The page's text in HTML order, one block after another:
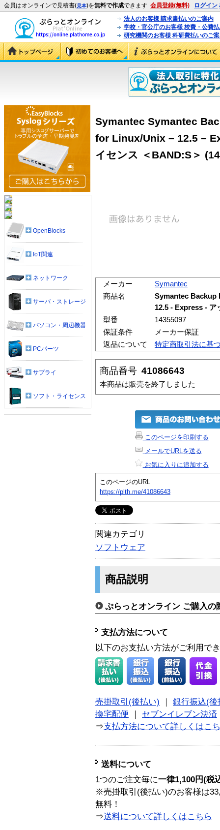
会員はオンラインで見積書(見本)を無料で作成できます 会員登録(無料) ログイン
法人のお客様 請求書払いのご案内
学校・官公庁のお客様 校費・公費
研究機関のお客様 科研費払いのご
Symantec Symantec
for Linux/Unix – 12.5 –
イセンス ＜BAND:S＞
メーカー
Symantec
商品名
Symantec Backup
12.5 - Express - ア
型番
14355097
保証条件
メーカー保証
返品について
特定商取引法に基
商品番号 41086643
本商品は販売を終了しました
このページを印刷する
メールでURLを送る
お気に入りに追加する
このページのURL
https://plth.me/41086643
関連カテゴリ
ソフトウェア
商品説明
ぷらっとオンライン ご購入の
支払方法について
以下のお支払い方法がご利用で
売掛取引(後払い)
銀行振込(後
換宅配便
セブンイレブン決済
⇒支払方法について詳しくはこ
送料について
1つのご注文毎に一律1,100円(税
※売掛取引(後払い)のお客様は
無料！
⇒送料について詳しくはこちら
OpenBlocks
IoT関連
ネットワーク
サーバ・ストレージ
パソコン・周辺機器
PCパーツ
サプライ
ソフト・ライセンス